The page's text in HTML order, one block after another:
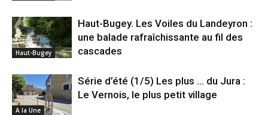
Haut-Bugey
Haut-Bugey. Les Voiles du Landeyron :
une balade rafraîchissante au fil des
cascades
A la Une
Série d’été (1/5) Les plus … du Jura :
Le Vernois, le plus petit village